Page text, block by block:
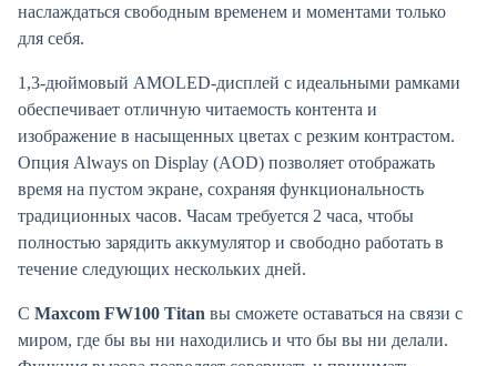
наслаждаться свободным временем и моментами только
для себя.
1,3-дюймовый AMOLED-дисплей с идеальными рамками
обеспечивает отличную читаемость контента и
изображение в насыщенных цветах с резким контрастом.
Опция Always on Display (AOD) позволяет отображать
время на пустом экране, сохраняя функциональность
традиционных часов. Часам требуется 2 часа, чтобы
полностью зарядить аккумулятор и свободно работать в
течение следующих нескольких дней.
С Maxcom FW100 Titan вы сможете оставаться на связи с
миром, где бы вы ни находились и что бы вы ни делали.